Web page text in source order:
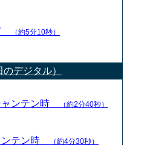
（約5分10秒）
デジタル）
ャンテン時 （約2分40秒）
ンテン時 （約4分30秒）